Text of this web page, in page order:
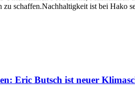
schaffen.Nachhaltigkeit ist bei Hako
Eric Butsch ist neuer